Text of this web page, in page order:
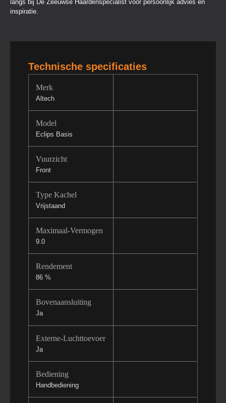
langs bij De Zeeuwse Haardenspecialist voor persoonlijk advies en
inspiratie.
Technische specificaties
Merk
Altech
Model
Eclips Basis
Vuurzicht
Front
Type Kachel
Vrijstaand
Maximaal-Vermogen
9.0
Rendement
86 %
Bovenaansluiting
Ja
Externe-Luchttoevoer
Ja
Bediening
Handbediening